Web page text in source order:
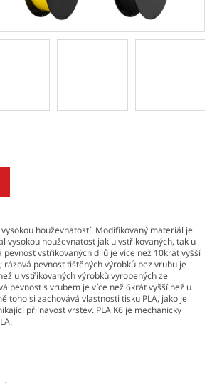
houževnatostí. Modifikovaný materiál je
vysokou houževnatost jak u vstřikovaných, tak u
pevnost vstřikovaných dílů je více než 10krát vyšší
rázová pevnost tištěných výrobků bez vrubu je
u vstřikovaných výrobků vyrobených ze
pevnost s vrubem je více než 6krát vyšší než u
toho si zachovává vlastnosti tisku PLA, jako je
přilnavost vrstev. PLA K6 je mechanicky